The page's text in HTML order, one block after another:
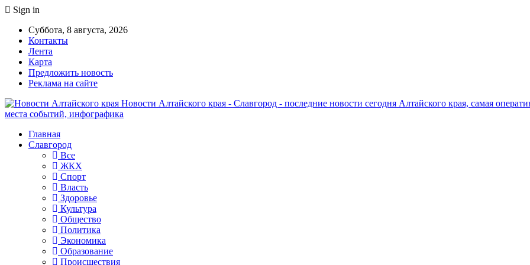
Sign in
Суббота, 8 августа, 2026
Контакты
Лента
Карта
Предложить новость
Реклама на сайте
Новости Алтайского края - Славгород - последние новости сегодня Алтайского края, самая
места событий, инфографика
Главная
Славгород
Все
ЖКХ
Спорт
Власть
Здоровье
Культура
Общество
Политика
Экономика
Образование
Происшествия